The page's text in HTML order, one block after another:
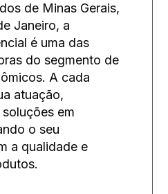
de Minas Gerais,
Janeiro, a
é uma das
do segmento de
A cada
atuação,
em
o seu
a qualidade e